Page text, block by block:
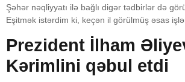
Şəhər nəqliyyatı ilə bağlı digər tədbirlər də
Eşitmək istərdim ki, keçən il görülmüş əsas
Prezident İlham
Kərimlini qəbul etdi